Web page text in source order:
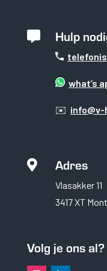
 Hulp
what’s
✉️
 Adres
Vlasakker 11
3417 XT
Volg je ons al?